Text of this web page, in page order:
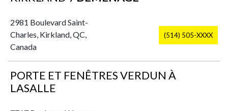
2981 Boulevard Saint-
Charles, Kirkland, QC,
Canada
(514) 505-XXXX
PORTE ET FENÊTRES VERDUN À
LASALLE